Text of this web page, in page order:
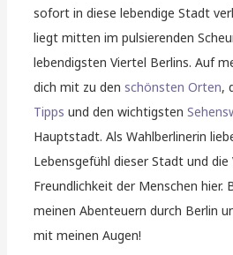
sofort in diese lebendige Stadt
liegt mitten im pulsierenden
lebendigsten Viertel Berlins. Auf
dich mit zu denschönsten Orten,
Tipps und den wichtigsten
Hauptstadt. Als Wahlberlinerin
Lebensgefühl dieser Stadt und die
Freundlichkeit der Menschen hier.
meinen Abenteuern durch Berlin
mit meinen Augen!